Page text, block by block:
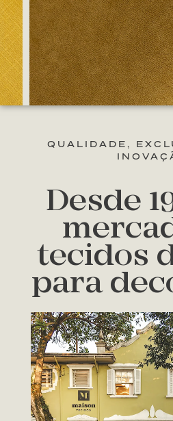
DETALHES
QUALIDADE,
Desde
tecidos
para